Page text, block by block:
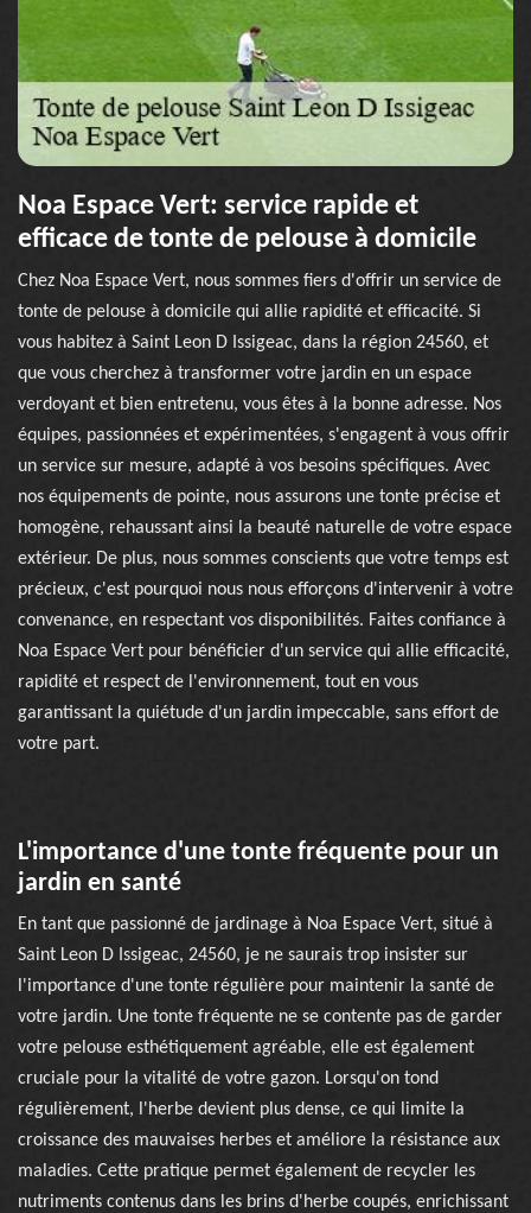
Noa Espace Vert: service rapide et
efficace de tonte de pelouse à domicile
Chez Noa Espace Vert, nous sommes fiers d'offrir un service de
tonte de pelouse à domicile qui allie rapidité et efficacité. Si
vous habitez à Saint Leon D Issigeac, dans la région 24560, et
que vous cherchez à transformer votre jardin en un espace
verdoyant et bien entretenu, vous êtes à la bonne adresse. Nos
équipes, passionnées et expérimentées, s'engagent à vous offrir
un service sur mesure, adapté à vos besoins spécifiques. Avec
nos équipements de pointe, nous assurons une tonte précise et
homogène, rehaussant ainsi la beauté naturelle de votre espace
extérieur. De plus, nous sommes conscients que votre temps est
précieux, c'est pourquoi nous nous efforçons d'intervenir à votre
convenance, en respectant vos disponibilités. Faites confiance à
Noa Espace Vert pour bénéficier d'un service qui allie efficacité,
rapidité et respect de l'environnement, tout en vous
garantissant la quiétude d'un jardin impeccable, sans effort de
votre part.
L'importance d'une tonte fréquente pour un
jardin en santé
En tant que passionné de jardinage à Noa Espace Vert, situé à
Saint Leon D Issigeac, 24560, je ne saurais trop insister sur
l'importance d'une tonte régulière pour maintenir la santé de
votre jardin. Une tonte fréquente ne se contente pas de garder
votre pelouse esthétiquement agréable, elle est également
cruciale pour la vitalité de votre gazon. Lorsqu'on tond
régulièrement, l'herbe devient plus dense, ce qui limite la
croissance des mauvaises herbes et améliore la résistance aux
maladies. Cette pratique permet également de recycler les
nutriments contenus dans les brins d'herbe coupés, enrichissant